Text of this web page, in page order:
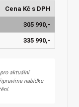
Cena Kč s DPH
305 990,-
335 990,-
aktuální
nabídku